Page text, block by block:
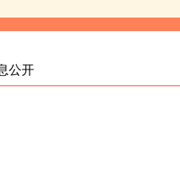
公开